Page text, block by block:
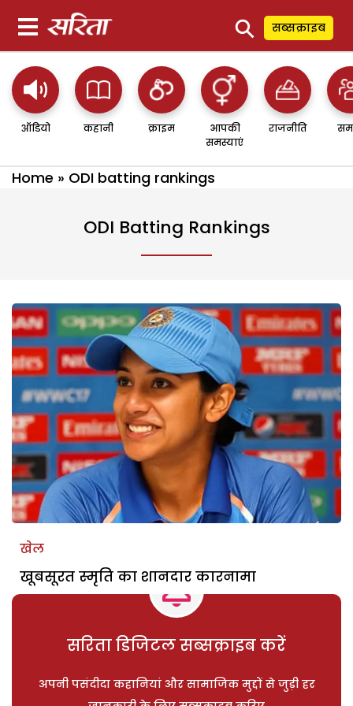
⚲ सब्सक्राइब
ऑडियो कहानी क्राइम
आपकी
समस्याएं
राजनीति
Home » ODI batting rankings
ODI Batting Rankings
खेल
खूबसूरत स्मृति का शानदार कारनामा
सरिता डिजिटल सब्सक्राइब करें
अपनी पसंदीदा कहानियां और सामाजिक मुद्दों से जुड़ी हर